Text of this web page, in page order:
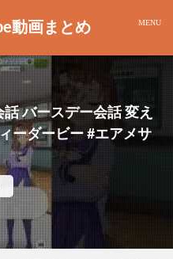
動画まとめ
バースデー会話 変え
ーダービー #エアメサ